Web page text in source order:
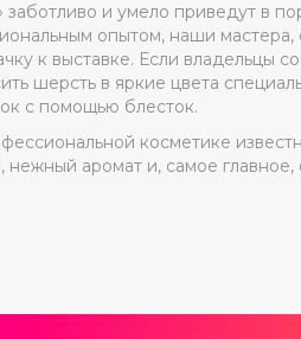
и умело приведут в
опытом, наши мастера,
к выставке. Если владельцы
шерсть в яркие цвета
с помощью блесток.
косметике
аромат и, самое главное,